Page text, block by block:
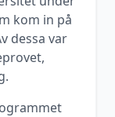
kom in på
dessa var